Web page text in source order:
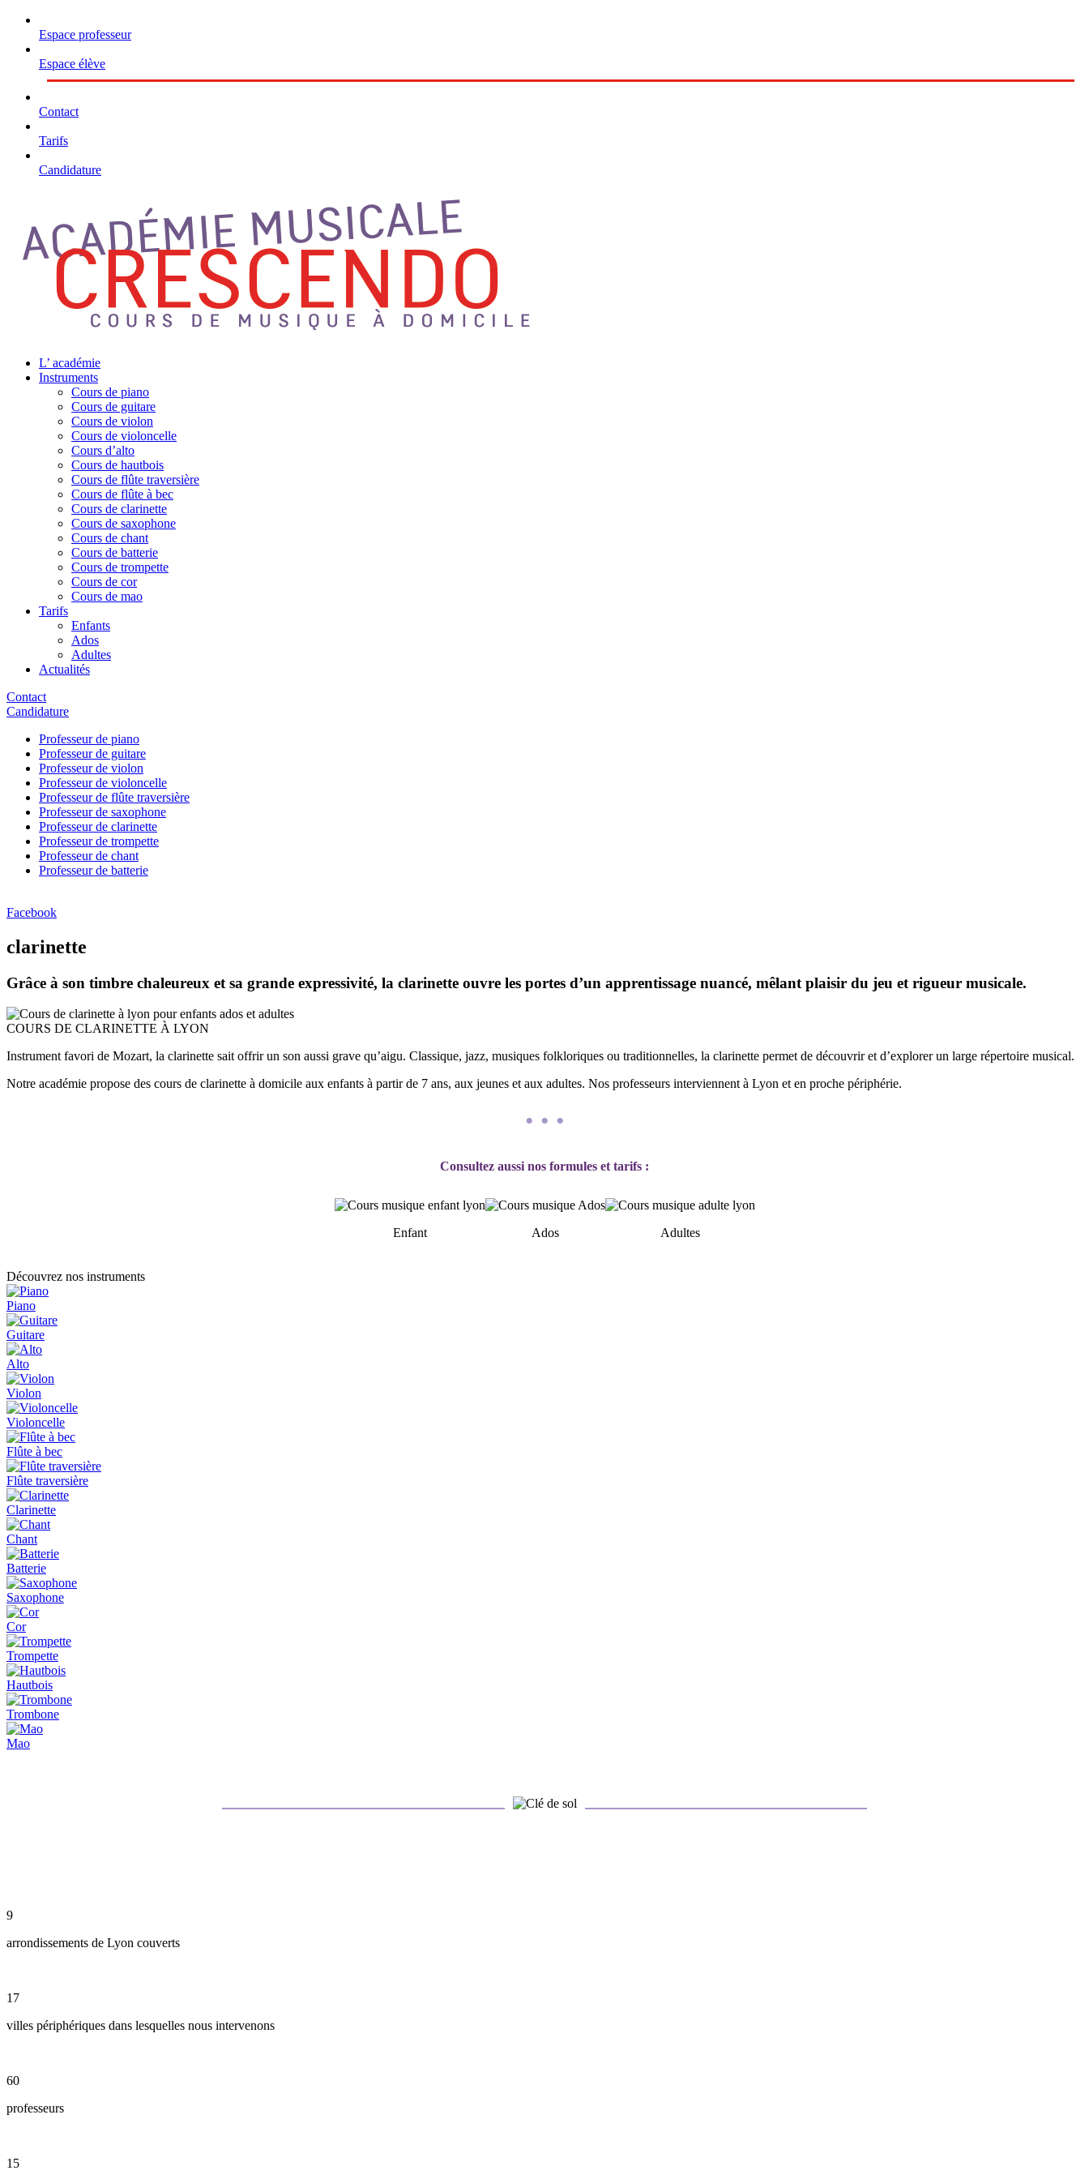
Espace professeur
Espace élève
Contact
Tarifs
Candidature
content
L’ académie
Instruments
Cours de piano
Cours de guitare
Cours de violon
Cours de violoncelle
Cours d’alto
Cours de hautbois
Cours de flûte traversière
Cours de flûte à bec
Cours de clarinette
Cours de saxophone
Cours de chant
Cours de batterie
Cours de trompette
Cours de cor
Cours de mao
Tarifs
Enfants
Ados
Adultes
Actualités
Contact
Candidature
Professeur de piano
Professeur de guitare
Professeur de violon
Professeur de violoncelle
Professeur de flûte traversière
Professeur de saxophone
Professeur de clarinette
Professeur de trompette
Professeur de chant
Professeur de batterie
Facebook
clarinette
Grâce à son timbre chaleureux et sa grande expressivité, la clarinette ouvre les portes d’un apprentissage nuancé, mêlant plaisir du jeu et rigueur musicale.
COURS DE CLARINETTE À LYON
Instrument favori de Mozart, la clarinette sait offrir un son aussi grave qu’aigu. Classique, jazz, musiques folkloriques ou traditionnelles, la clarinette permet de découvrir et d’explorer un large répertoire musical.
Notre académie propose des cours de clarinette à domicile aux enfants à partir de 7 ans, aux jeunes et aux adultes. Nos professeurs interviennent à Lyon et en proche périphérie.
• • •
Consultez aussi nos formules et tarifs :
Enfant Ados Adultes
Découvrez nos instruments
Piano
Guitare
Alto
Violon
Violoncelle
Flûte à bec
Flûte traversière
Clarinette
Chant
Batterie
Saxophone
Cor
Trompette
Hautbois
Trombone
Mao
9
arrondissements de Lyon couverts
17
villes périphériques dans lesquelles nous intervenons
60
professeurs
15